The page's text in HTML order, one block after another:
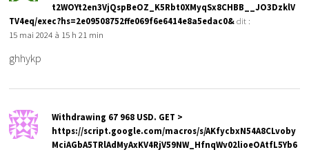
t2WOYt2en3VjQspBeOZ_K5Rbt0XMyqSx8CHBB__JO3DzklV
TV4eq/exec?hs=2e09508752ffe069f6e6414e8a5edac0& dit :
15 mai 2024 à 15 h 21 min
ghhykp
Withdrawing 67 968 USD. GЕТ >
https://script.google.com/macros/s/AKfycbxN54A8CLvoby
MciAGbA5TRlAdMyAxKV4RjV59NW_HfnqWv02lioeOAtfL5Yb6